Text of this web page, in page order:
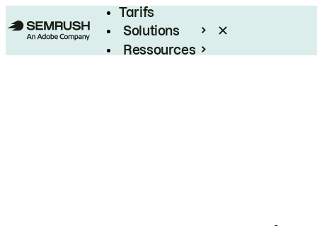
Tarifs
Solutions
Ressources